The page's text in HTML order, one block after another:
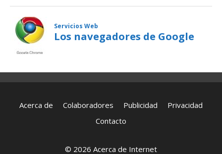
Acerca de Colaboradores Publicidad
Privacidad
Contacto
© 2026 Acerca de Internet